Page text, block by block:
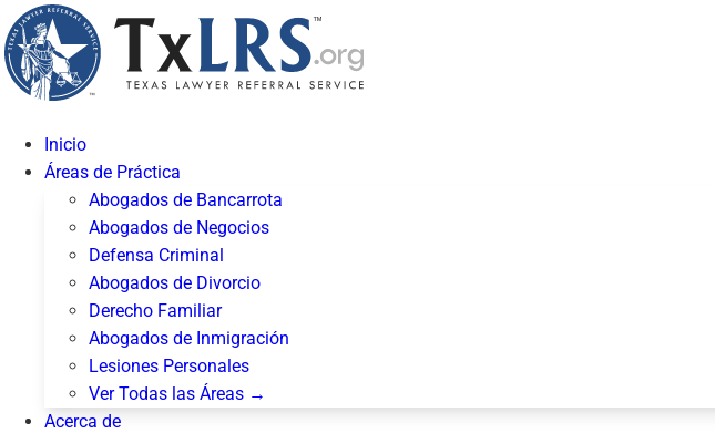
Inicio
Áreas de Práctica
Abogados de Bancarrota
Abogados de Negocios
Defensa Criminal
Abogados de Divorcio
Derecho Familiar
Abogados de Inmigración
Lesiones Personales
Ver Todas las Áreas →
Acerca de